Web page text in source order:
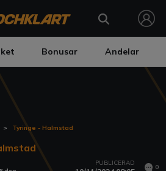
Bonusar Andelar
Tyringe - Halmstad
PUBLICERAD
0